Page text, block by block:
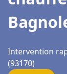
Intervention
(93170)